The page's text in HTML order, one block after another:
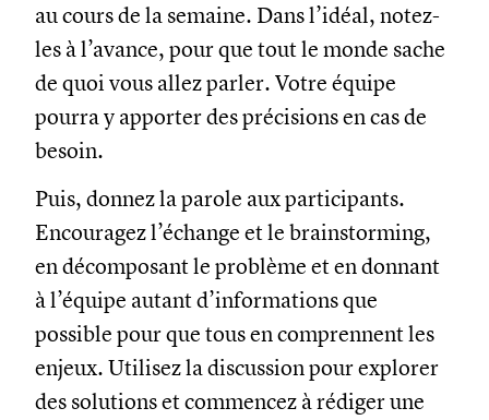
au cours de la semaine. Dans l’idéal, notez-
les à l’avance, pour que tout le monde sache
de quoi vous allez parler. Votre équipe
pourra y apporter des précisions en cas de
besoin.
Puis, donnez la parole aux participants.
Encouragez l’échange et le brainstorming,
en décomposant le problème et en donnant
à l’équipe autant d’informations que
possible pour que tous en comprennent les
enjeux. Utilisez la discussion pour explorer
des solutions et commencez à rédiger une